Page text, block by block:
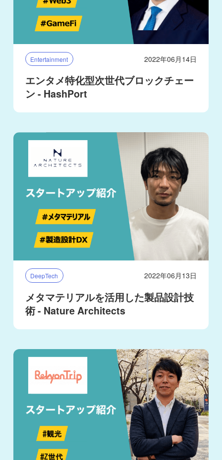
Entertainment 2022年06月14日
エンタメ特化型次世代ブロックチェー
ン - HashPort
DeepTech 2022年06月13日
メタマテリアルを活用した製品設計技
術 - Nature Architects